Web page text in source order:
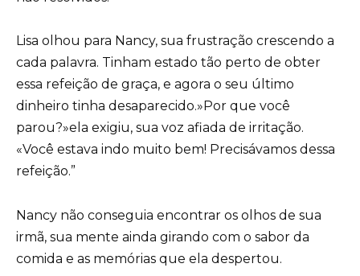
Lisa olhou para Nancy, sua frustração crescendo a
cada palavra. Tinham estado tão perto de obter
essa refeição de graça, e agora o seu último
dinheiro tinha desaparecido.»Por que você
parou?»ela exigiu, sua voz afiada de irritação.
«Você estava indo muito bem! Precisávamos dessa
refeição.”
Nancy não conseguia encontrar os olhos de sua
irmã, sua mente ainda girando com o sabor da
comida e as memórias que ela despertou.